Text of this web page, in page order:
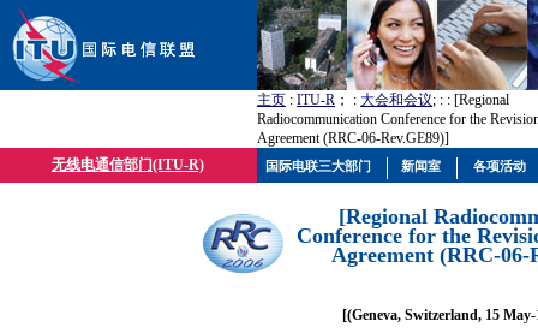
主页 : ITU-R ； : 大会和会议; : : [Regional
Radiocommunication Conference for the
Agreement (RRC-06-Rev.GE89)]
无线电通信部门(ITU-R)
[Regional
Conference for the
Agreement (RRC-06-
[(Geneva, Switzerland, 15
国际电联三大部门 新闻室 各项活动